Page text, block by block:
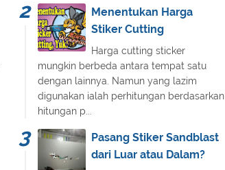
Menentukan Harga
Stiker Cutting
Harga cutting sticker
mungkin berbeda antara tempat satu
dengan lainnya. Namun yang lazim
digunakan ialah perhitungan berdasarkan
hitungan p...
Pasang Stiker Sandblast
dari Luar atau Dalam?